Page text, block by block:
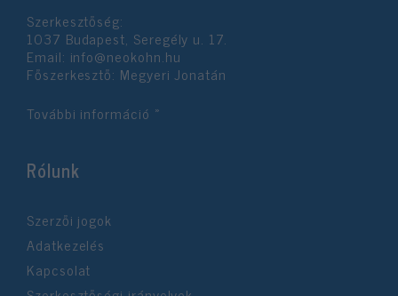
Szerkesztőség:
1037 Budapest, Seregély u. 17.
Email: info@neokohn.hu
Főszerkesztő: Megyeri Jonatán
További információ »
Rólunk
Szerzői jogok
Adatkezelés
Kapcsolat